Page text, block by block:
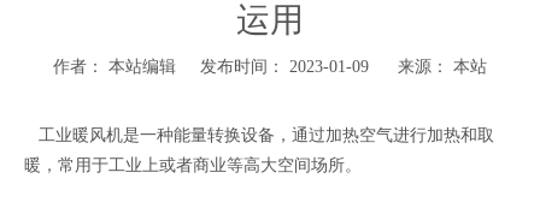
运用
作者： 本站编辑 发布时间： 2023-01-09 来源： 本站
工业暖风机是一种能量转换设备，通过加热空气进行加热和取
暖，常用于工业上或者商业等高大空间场所。